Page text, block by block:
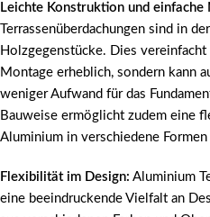
Leichte Konstruktion und einfache
Terrassenüberdachungen sind in
Holzgegenstücke. Dies
Montage erheblich, sondern kann
weniger Aufwand für das
Bauweise ermöglicht zudem eine
Aluminium in verschiedene Formen
Flexibilität im Design: Aluminium
eine beeindruckende Vielfalt an